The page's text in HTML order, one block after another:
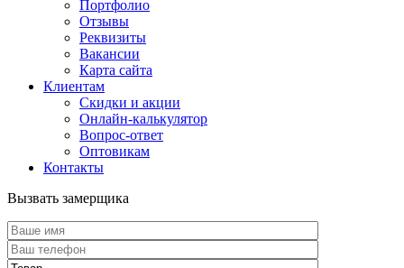
Портфолио
Отзывы
Реквизиты
Вакансии
Карта сайта
Клиентам
Скидки и акции
Онлайн-калькулятор
Вопрос-ответ
Оптовикам
Контакты
Вызвать замерщика